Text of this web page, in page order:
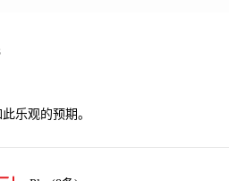
乐观的预期。